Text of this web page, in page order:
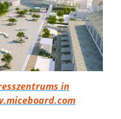
in